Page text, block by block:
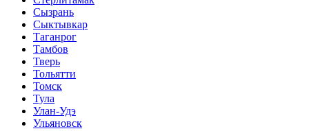
Сызрань
Сыктывкар
Таганрог
Тамбов
Тверь
Тольятти
Томск
Тула
Улан-Удэ
Ульяновск